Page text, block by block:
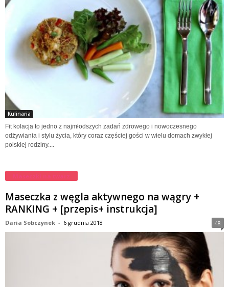
Kulinaria
Fit kolacja to jedno z najmłodszych zadań zdrowego i nowoczesnego
odżywiania i stylu życia, który coraz częściej gości w wielu domach zwykłej
polskiej rodziny....
Maseczki na twarz
Maseczka z węgla aktywnego na wągry +
RANKING + [przepis+ instrukcja]
Daria Sobczynek - 6 grudnia 2018 48